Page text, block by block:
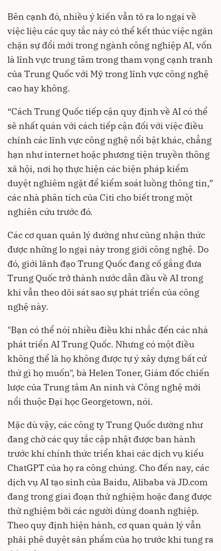
Bên cạnh đó, nhiều ý kiến vẫn tỏ ra lo ngại về
việc liệu các quy tắc này có thể kết thúc việc ngăn
chặn sự đổi mới trong ngành công nghiệp AI, vốn
là lĩnh vực trung tâm trong tham vọng cạnh tranh
của Trung Quốc với Mỹ trong lĩnh vực công nghệ
cao hay không.
“Cách Trung Quốc tiếp cận quy định về AI có thể
sẽ nhất quán với cách tiếp cận đối với việc điều
chỉnh các lĩnh vực công nghệ nổi bật khác, chẳng
hạn như internet hoặc phương tiện truyền thông
xã hội, nơi họ thực hiện các biện pháp kiểm
duyệt nghiêm ngặt để kiểm soát luồng thông tin,”
các nhà phân tích của Citi cho biết trong một
nghiên cứu trước đó.
Các cơ quan quản lý dường như cũng nhận thức
được những lo ngại này trong giới công nghệ. Do
đó, giới lãnh đạo Trung Quốc đang cố gắng đưa
Trung Quốc trở thành nước dẫn đầu về AI trong
khi vẫn theo dõi sát sao sự phát triển của công
nghệ này.
"Bạn có thể nói nhiều điều khi nhắc đến các nhà
phát triển AI Trung Quốc. Nhưng có một điều
không thể là họ không được tự ý xây dựng bất cứ
thứ gì họ muốn", bà Helen Toner, Giám đốc chiến
lược của Trung tâm An ninh và Công nghệ mới
nổi thuộc Đại học Georgetown, nói.
Mặc dù vậy, các công ty Trung Quốc dường như
đang chờ các quy tắc cập nhật được ban hành
trước khi chính thức triển khai các dịch vụ kiểu
ChatGPT của họ ra công chúng. Cho đến nay, các
dịch vụ AI tạo sinh của Baidu, Alibaba và JD.com
đang trong giai đoạn thử nghiệm hoặc đang được
thử nghiệm bởi các người dùng doanh nghiệp.
Theo quy định hiện hành, cơ quan quản lý vẫn
phải phê duyệt sản phẩm của họ trước khi tung ra